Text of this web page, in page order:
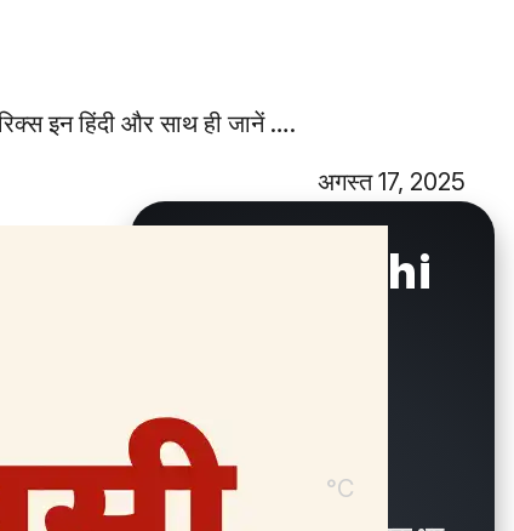
इन हिंदी और साथ ही जानें ….
अगस्त 17, 2025
New Delhi
°C